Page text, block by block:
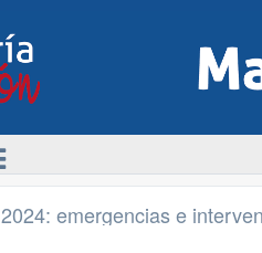
2024: emergencias e